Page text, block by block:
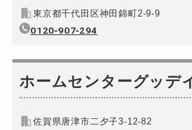
東京都千代田区神田錦町2-9-9
0120‐907‐294
ホームセンターグッデ
佐賀県唐津市二夕子3-12-82